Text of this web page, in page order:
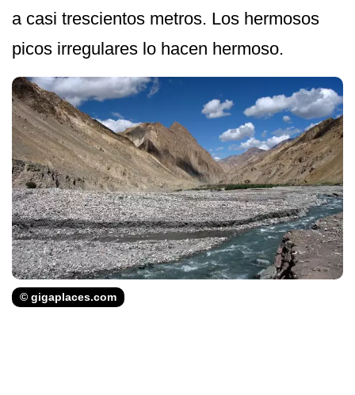
a casi trescientos metros. Los hermosos
picos irregulares lo hacen hermoso.
© gigaplaces.com